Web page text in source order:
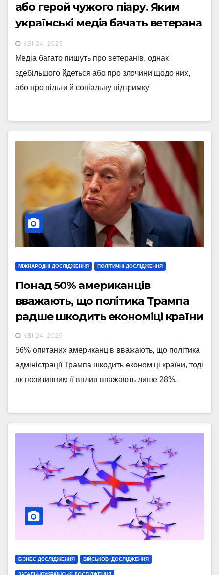
або герой чужого піару. Яким
українські медіа бачать ветерана
– аналіз ІМІ
КВІ 24, 2026
Медіа багато пишуть про ветеранів, однак
здебільшого йдеться або про злочини щодо них,
або про пільги й соціальну підтримку
МІЖНАРОДНІ ДОСЛІДЖЕННЯ ПОЛІТИЧНІ ДОСЛІДЖЕННЯ
Понад 50% американців
вважають, що політика Трампа
радше шкодить економіці країни
КВІ 24, 2026
56% опитаних американців вважають, що політика
адміністрації Трампа шкодить економіці країни, тоді
як позитивним її вплив вважають лише 28%.
БІЗНЕС ДОСЛІДЖЕННЯ ВІЙСЬКОВІ ДОСЛІДЖЕННЯ
ЗАГАЛЬНОУКРАЇНСЬКІ ДОСЛІДЖЕННЯ